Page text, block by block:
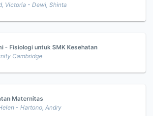
Victoria - Dewi, Shinta
- Fisiologi untuk SMK Kesehatan
Cambridge
Maternitas
- Hartono, Andry